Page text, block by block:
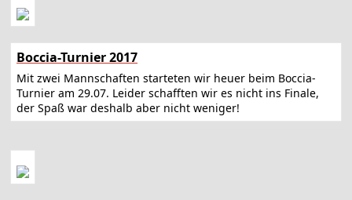
Boccia-Turnier 2017
Mit zwei Mannschaften starteten wir heuer beim Boccia-
Turnier am 29.07. Leider schafften wir es nicht ins Finale,
der Spaß war deshalb aber nicht weniger!